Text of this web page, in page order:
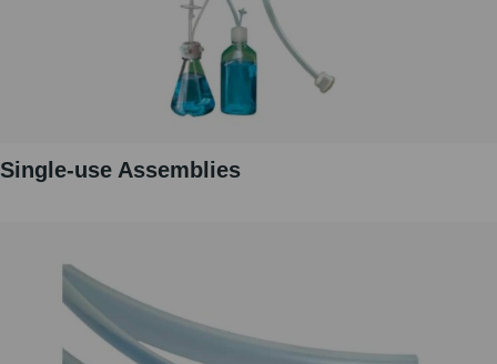
Single-use Assemblies